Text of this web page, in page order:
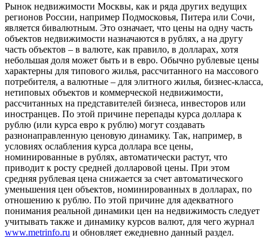
Рынок недвижимости Москвы, как и ряда других ведущих
регионов России, например Подмосковья, Питера или Сочи,
является бивалютным. Это означает, что цены на одну часть
объектов недвижимости назначаются в рублях, а на другу
часть объектов – в валюте, как правило, в долларах, хотя
небольшая доля может быть и в евро. Обычно рублевые цены
характерны для типового жилья, рассчитанного на массового
потребителя, а валютные – для элитного жилья, бизнес-класса,
нетиповых объектов и коммерческой недвижимости,
рассчитанных на представителей бизнеса, инвесторов или
иностранцев. По этой причине перепады курса доллара к
рублю (или курса евро к рублю) могут создавать
разнонаправленную ценовую динамику. Так, например, в
условиях ослабления курса доллара все цены,
номинированные в рублях, автоматически растут, что
приводит к росту средней долларовой цены. При этом
средняя рублевая цена снижается за счет автоматического
уменьшения цен объектов, номинированных в долларах, по
отношению к рублю. По этой причине для адекватного
понимания реальной динамики цен на недвижимость следует
учитывать также и динамику курсов валют, для чего журнал
www.metrinfo.ru и обновляет ежедневно данный раздел.